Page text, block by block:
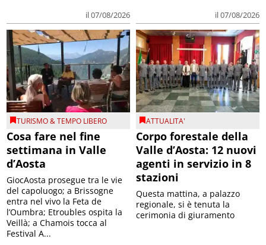
il 07/08/2026 il 07/08/2026
TURISMO & TEMPO LIBERO
Cosa fare nel fine
settimana in Valle
d’Aosta
GiocAosta prosegue tra le vie
del capoluogo; a Brissogne
entra nel vivo la Feta de
l’Oumbra; Etroubles ospita la
Veillà; a Chamois tocca al
Festival A...
ATTUALITA'
Corpo forestale della
Valle d’Aosta: 12 nuovi
agenti in servizio in 8
stazioni
Questa mattina, a palazzo
regionale, si è tenuta la
cerimonia di giuramento